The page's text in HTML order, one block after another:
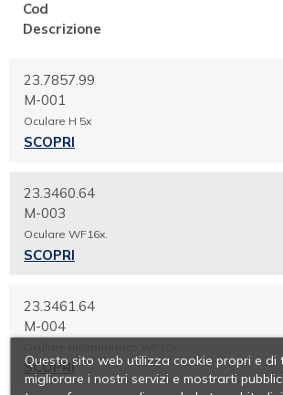
Cod
Descrizione
23.7857.99
M-001
Oculare H 5x
SCOPRI
23.3460.64
M-003
Oculare WF16x.
SCOPRI
23.3461.64
M-004
SCOPRI
Questo sito web utilizza cookie propri e di
migliorare i nostri servizi e mostrarti